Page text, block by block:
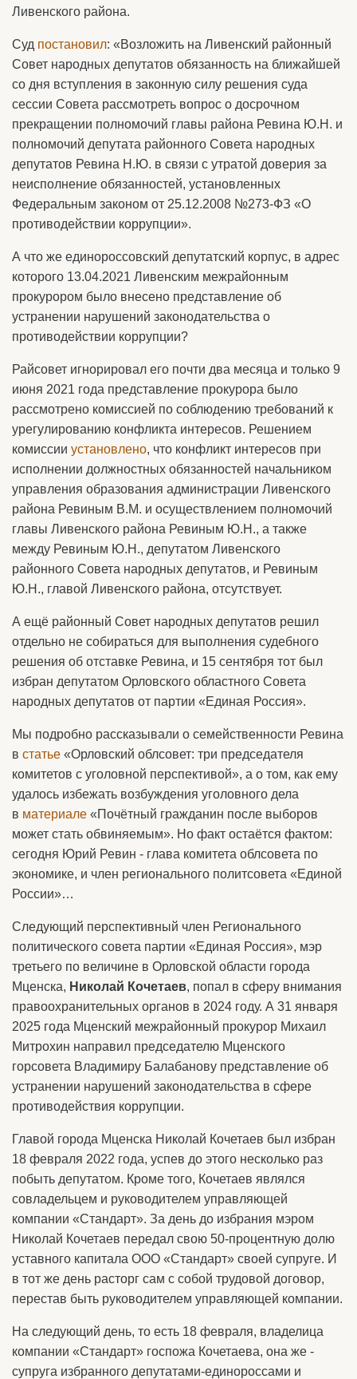
Ливенского района.
Суд постановил: «Возложить на Ливенский районный
Совет народных депутатов обязанность на ближайшей
со дня вступления в законную силу решения суда
сессии Совета рассмотреть вопрос о досрочном
прекращении полномочий главы района Ревина Ю.Н. и
полномочий депутата районного Совета народных
депутатов Ревина Н.Ю. в связи с утратой доверия за
неисполнение обязанностей, установленных
Федеральным законом от 25.12.2008 №273-ФЗ «О
противодействии коррупции».
А что же единороссовский депутатский корпус, в адрес
которого 13.04.2021 Ливенским межрайонным
прокурором было внесено представление об
устранении нарушений законодательства о
противодействии коррупции?
Райсовет игнорировал его почти два месяца и только 9
июня 2021 года представление прокурора было
рассмотрено комиссией по соблюдению требований к
урегулированию конфликта интересов. Решением
комиссии установлено, что конфликт интересов при
исполнении должностных обязанностей начальником
управления образования администрации Ливенского
района Ревиным В.М. и осуществлением полномочий
главы Ливенского района Ревиным Ю.Н., а также
между Ревиным Ю.Н., депутатом Ливенского
районного Совета народных депутатов, и Ревиным
Ю.Н., главой Ливенского района, отсутствует.
А ещё районный Совет народных депутатов решил
отдельно не собираться для выполнения судебного
решения об отставке Ревина, и 15 сентября тот был
избран депутатом Орловского областного Совета
народных депутатов от партии «Единая Россия».
Мы подробно рассказывали о семейственности Ревина
в статье «Орловский облсовет: три председателя
комитетов с уголовной перспективой», а о том, как ему
удалось избежать возбуждения уголовного дела
в материале «Почётный гражданин после выборов
может стать обвиняемым». Но факт остаётся фактом:
сегодня Юрий Ревин - глава комитета облсовета по
экономике, и член регионального политсовета «Единой
России»…
Следующий перспективный член Регионального
политического совета партии «Единая Россия», мэр
третьего по величине в Орловской области города
Мценска, Николай Кочетаев, попал в сферу внимания
правоохранительных органов в 2024 году. А 31 января
2025 года Мценский межрайонный прокурор Михаил
Митрохин направил председателю Мценского
горсовета Владимиру Балабанову представление об
устранении нарушений законодательства в сфере
противодействия коррупции.
Главой города Мценска Николай Кочетаев был избран
18 февраля 2022 года, успев до этого несколько раз
побыть депутатом. Кроме того, Кочетаев являлся
совладельцем и руководителем управляющей
компании «Стандарт». За день до избрания мэром
Николай Кочетаев передал свою 50-процентную долю
уставного капитала ООО «Стандарт» своей супруге. И
в тот же день расторг сам с собой трудовой договор,
перестав быть руководителем управляющей компании.
На следующий день, то есть 18 февраля, владелица
компании «Стандарт» госпожа Кочетаева, она же -
супруга избранного депутатами-единороссами и